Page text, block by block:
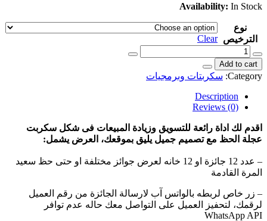
Availability: In Stock
نوع
الترخيص Clear
سكربت
عجلة
الحظ
spin
لعملائك
مع
تحكم
quantity
Add to cart
Category: سكربتات وبرمجيات
Description
Reviews (0)
اقدم لك اداة رائعة للتسويق وزيادة المبيعات فى شكل سكربت
عجلة الحظ مع تصميم جميل يليق بموقعك، العرض يشمل:
– عدد 12 جائزة او 12 خانه لعرض جوائز مختلفة او حتى حظ سعيد
المرة القادمة
– زر خاص لربطه بالواتس آب لارسالة الجائزة من رقم العميل
لرقمك، لتحفيز العميل على التواصل معك حاله عدم توافر
WhatsApp API